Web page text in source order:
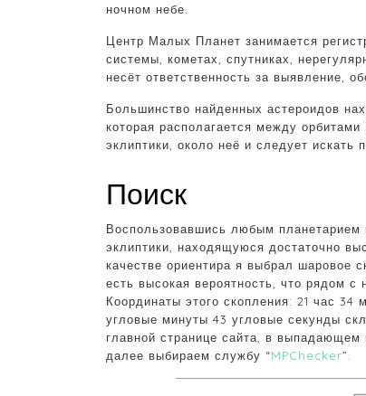
ночном небе.
Центр Малых Планет занимается
системы, кометах, спутниках,
несёт ответственность за выявление,
Большинство найденных астероидов
которая располагается между
эклиптики, около неё и следует
Поиск
Воспользовавшись любым планетарием
эклиптики, находящуюся достаточно
качестве ориентира я выбрал шаровое
есть высокая вероятность, что рядом
Координаты этого скопления: 21 час
угловые минуты 43 угловые секунды
главной странице сайта, в
далее выбираем службу “MPChecker”.